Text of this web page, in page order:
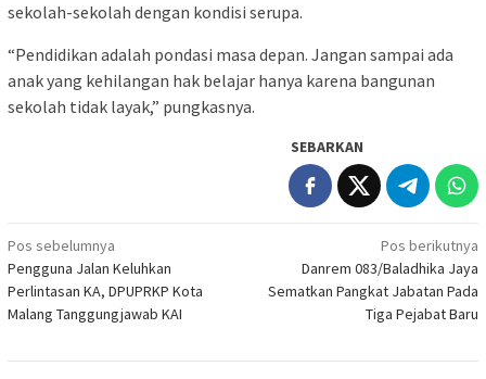
sekolah-sekolah dengan kondisi serupa.
“Pendidikan adalah pondasi masa depan. Jangan sampai ada
anak yang kehilangan hak belajar hanya karena bangunan
sekolah tidak layak,” pungkasnya.
SEBARKAN
Navigasi
pos
Pos sebelumnya
Pengguna Jalan Keluhkan
Perlintasan KA, DPUPRKP Kota
Malang Tanggungjawab KAI
Pos berikutnya
Danrem 083/Baladhika Jaya
Sematkan Pangkat Jabatan Pada
Tiga Pejabat Baru